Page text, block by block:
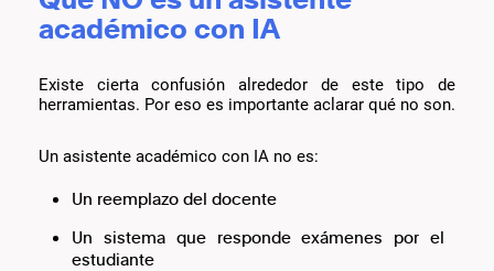
académico con IA
Existe cierta confusión alrededor de este tipo de
herramientas. Por eso es importante aclarar qué no son.
Un asistente académico con IA no es:
Un reemplazo del docente
Un sistema que responde exámenes por el
estudiante